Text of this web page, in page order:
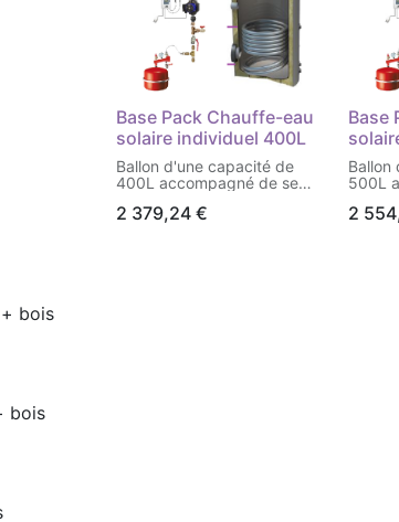
bois
bois
Base Pack Chauffe-eau
solaire individuel 400L
Ballon d'une capacité de
400L accompagné de ses
2 379,24 €
Base
Ballon
500L
2